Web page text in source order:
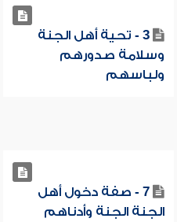
3 - تحية أهل الجنة
وسلامة صدورهم
ولباسهم
7 - صفة دخول أهل
الجنة الجنة وأدناهم